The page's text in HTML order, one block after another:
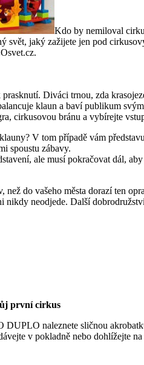
Kdo by nemiloval
svět, jaký zažijete jen pod
Diváci trnou, zda
klaun a baví publikum
cirkusovou bránu a vybírejte
V tom případě vám
spoustu zábavy.
ale musí pokračovat dál,
než do vašeho města dorazí ten
nikdy neodjede. Další
první cirkus
naleznete sličnou
v pokladně nebo dohlížejte